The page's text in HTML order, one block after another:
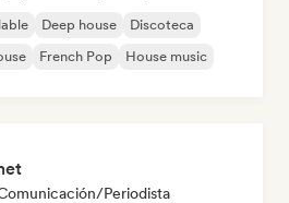
Deep house
Discoteca
French Pop House music
Periodista